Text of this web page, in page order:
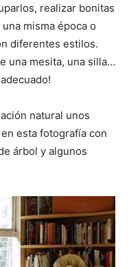
realizar bonitas
misma época o
diferentes estilos.
una mesita, una silla…
natural unos
esta fotografía con
árbol y algunos